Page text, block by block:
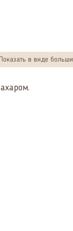
Показать в виде